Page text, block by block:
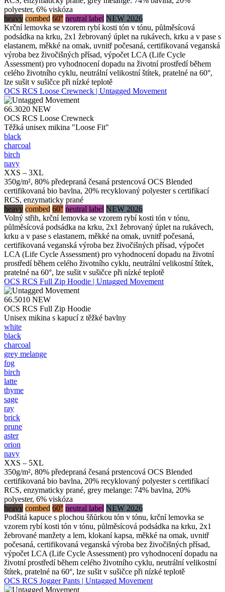
polyester, 6% viskóza
heavy combed 60° neutral label NEW 2026
Krční lemovka se vzorem rybí kosti tón v tónu, půlměsícová
podsádka na krku, 2x1 žebrovaný úplet na rukávech, krku a v pase s
elastanem, měkké na omak, uvnitř počesaná, certifikovaná veganská
výroba bez živočišných přísad, výpočet LCA (Life Cycle
Assessment) pro vyhodnocení dopadu na životní prostředí během
celého životního cyklu, neutrální velikostní štítek, pratelné na 60°,
lze sušit v sušičce při nízké teplotě
OCS RCS Loose Crewneck | Untagged Movement
66.3020 NEW
OCS RCS Loose Crewneck
Těžká unisex mikina "Loose Fit"
black
charcoal
birch
navy
XXS – 3XL
350g/m², 80% předepraná česaná prstencová OCS Blended
certifikovaná bio bavlna, 20% recyklovaný polyester s certifikací
RCS, enzymaticky prané
heavy combed 60° neutral label NEW 2026
Volný střih, krční lemovka se vzorem rybí kosti tón v tónu,
půlměsícová podsádka na krku, 2x1 žebrovaný úplet na rukávech,
krku a v pase s elastanem, měkké na omak, uvnitř počesaná,
certifikovaná veganská výroba bez živočišných přísad, výpočet
LCA (Life Cycle Assessment) pro vyhodnocení dopadu na životní
prostředí během celého životního cyklu, neutrální velikostní štítek,
pratelné na 60°, lze sušit v sušičce při nízké teplotě
OCS RCS Full Zip Hoodie | Untagged Movement
66.5010 NEW
OCS RCS Full Zip Hoodie
Unisex mikina s kapucí z těžké bavlny
white
black
charcoal
grey melange
fog
birch
latte
thyme
sage
ray
brick
prune
aster
orion
navy
XXS – 5XL
350g/m², 80% předepraná česaná prstencová OCS Blended
certifikovaná bio bavlna, 20% recyklovaný polyester s certifikací
RCS, enzymaticky prané, grey melange: 74% bavlna, 20%
polyester, 6% viskóza
heavy combed 60° neutral label NEW 2026
Podšitá kapuce s plochou šňůrkou tón v tónu, krční lemovka se
vzorem rybí kosti tón v tónu, půlměsícová podsádka na krku, 2x1
žebrované manžety a lem, klokaní kapsa, měkké na omak, uvnitř
počesaná, certifikovaná veganská výroba bez živočišných přísad,
výpočet LCA (Life Cycle Assessment) pro vyhodnocení dopadu na
životní prostředí během celého životního cyklu, neutrální velikostní
štítek, pratelné na 60°, lze sušit v sušičce při nízké teplotě
OCS RCS Jogger Pants | Untagged Movement